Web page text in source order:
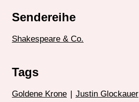
Sendereihe
Shakespeare & Co.
Tags
Goldene Krone Justin Glockauer